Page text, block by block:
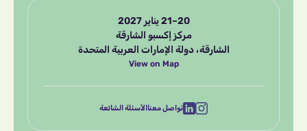
20–21 يناير 2027
مركز إكسبو الشارقة
الشارقة، دولة الإمارات العربية المتحدة
View on Map
تواصل معناالأسئلة الشائعة